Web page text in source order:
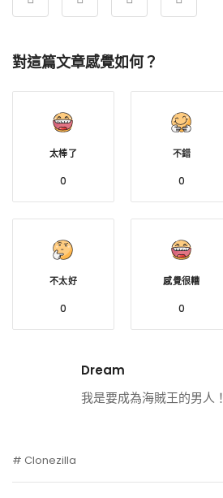
對這篇文章感覺如何？
太棒了
0
不錯
0
不太好
0
感覺很糟
0
Dream
我是要成為海賊王的男人！
Clonezilla